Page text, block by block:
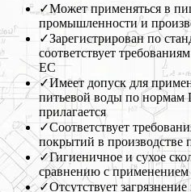
✓Может применяться в
промышленности и
✓Зарегистрирован по
соответствует
ЕС
✓Имеет допуск для
питьевой воды по нормам
прилагается
✓Соответствует
покрытий в производстве
✓Гигиеничное и сухое
сравнению с применением
✓Отсутствует